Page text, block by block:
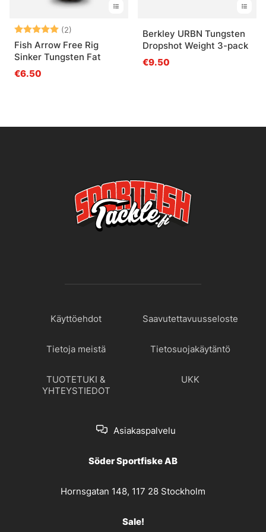
Arvio: (2)
5.0 5:sta tähdestä
Fish Arrow Free Rig
Sinker Tungsten Fat
€6.50
Berkley URBN Tungsten
Dropshot Weight 3-pack
€9.50
Käyttöehdot Saavutettavuusseloste
Tietoja meistä Tietosuojakäytäntö
TUOTETUKI &
YHTEYSTIEDOT
UKK
Asiakaspalvelu
Söder Sportfiske AB
Hornsgatan 148, 117 28 Stockholm
Sale!